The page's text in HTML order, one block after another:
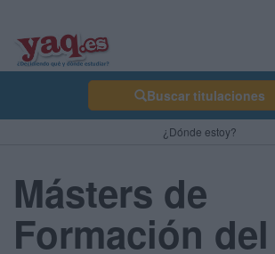
Buscar titulaciones
¿Dónde estoy?
Másters de
Formación del